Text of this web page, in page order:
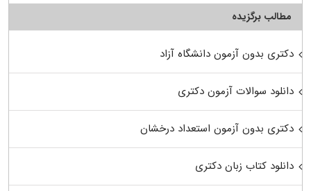
مطالب برگزیده
دکتری بدون آزمون دانشگاه آزاد
دانلود سوالات آزمون دکتری
دکتری بدون آزمون استعداد درخشان
دانلود کتاب زبان دکتری